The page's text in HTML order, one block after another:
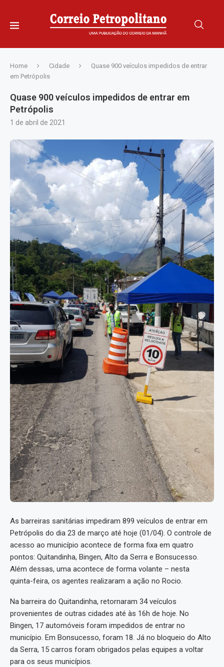
Home Cidade
Quase 900 veículos impedidos de entrar
em Petrópolis
Quase 900 veículos impedidos de entrar em
Petrópolis
1 de abril de 2021
As barreiras sanitárias impediram 899 veículos de entrar em
Petrópolis do dia 23 de março até hoje (01/04). O controle de
acesso ao município acontece de forma fixa em quatro
pontos: Quitandinha, Bingen, Alto da Serra e Bonsucesso.
Além dessas, uma acontece de forma volante – nesta
quinta-feira, os agentes realizaram a ação no Rocio.
Na barreira do Quitandinha, retornaram 34 veículos
provenientes de outras cidades até às 16h de hoje. No
Bingen, 17 automóveis foram impedidos de entrar no
município. Em Bonsucesso, foram 18. Já no bloqueio do Alto
da Serra, 15 carros foram obrigados pelas equipes a voltar
para os seus municípios.